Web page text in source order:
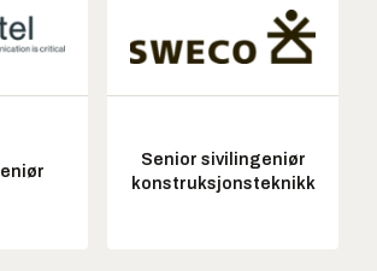
Senior sivilingeniør
konstruksjonsteknikk